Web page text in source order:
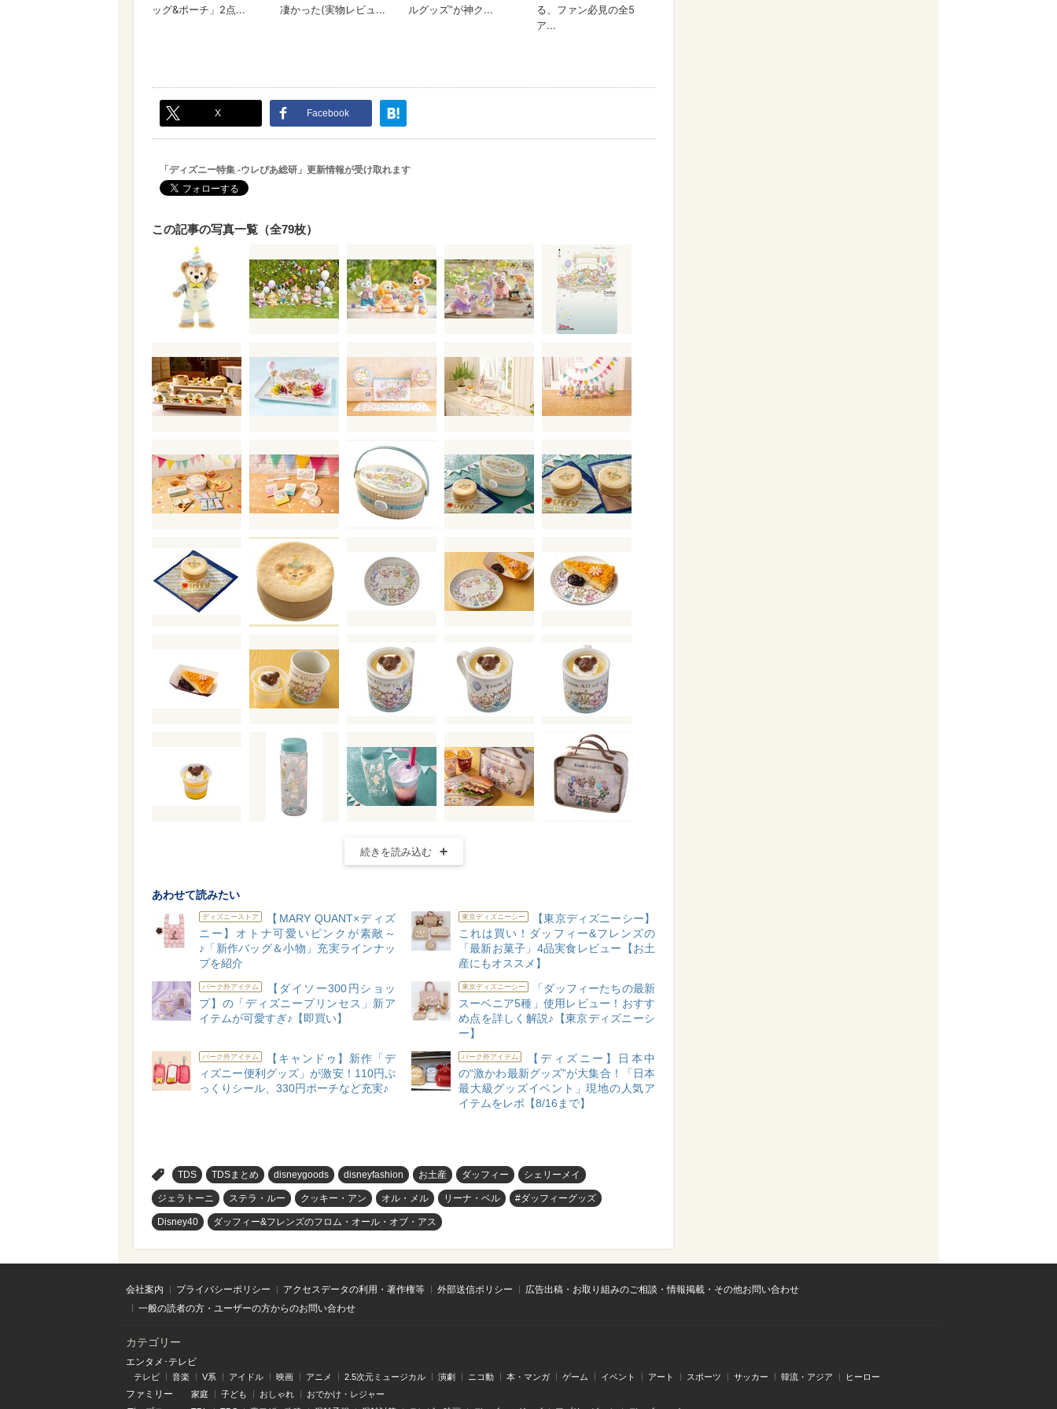
X Facebook
「ディズニー特集 -ウレぴあ総研」更新情報が受け取れます
この記事の写真一覧（全79枚）
続きを読み込む
あわせて読みたい
ディズニーストア
【MARY QUANT×ディズ
ニー】オトナ可愛いピンクが素敵～
♪「新作バッグ＆小物」充実ラインナッ
プを紹介
東京ディズニーシー
【東京ディズニーシー】
これは買い！ダッフィー&フレンズの
「最新お菓子」4品実食レビュー【お土
産にもオススメ】
パーク外アイテム
【ダイソー300円ショッ
プ】の「ディズニープリンセス」新ア
イテムが可愛すぎ♪【即買い】
東京ディズニーシー
「ダッフィーたちの最新
スーベニア5種」使用レビュー！おすす
め点を詳しく解説♪【東京ディズニーシ
ー】
パーク外アイテム
【キャンドゥ】新作「デ
ィズニー便利グッズ」が激安！110円ぷ
っくりシール、330円ポーチなど充実♪
パーク外アイテム
【ディズニー】日本中
の“激かわ最新グッズ”が大集合！「日本
最大級グッズイベント」現地の人気ア
イテムをレポ【8/16まで】
TDS TDSまとめ disneygoods disneyfashion お土産 ダッフィー シェリーメイ
ジェラトーニ ステラ・ルー クッキー・アン オル・メル リーナ・ベル #ダッフィーグッズ
Disney40 ダッフィー&フレンズのフロム・オール・オブ・アス
会社案内 プライバシーポリシー アクセスデータの利用・著作権等 外部送信ポリシー
広告出稿・お取り組みのご相談・情報掲載・その他お問い合わせ
一般の読者の方・ユーザーの方からのお問い合わせ
カテゴリー
エンタメ･テレビ
テレビ 音楽 V系 アイドル 映画 アニメ 2.5次元ミュージカル 演劇 ニコ動 本・マンガ ゲーム イベント アート スポーツ サッカー 韓流・アジア ヒーロー
ファミリー 家庭 子ども おしゃれ おでかけ・レジャー